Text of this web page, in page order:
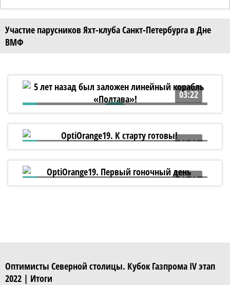
Участие парусников Яхт-клуба Санкт-Петербурга в Дне
ВМФ
03:22
5 лет назад был заложен линейный
корабль «Полтава»!
06:06
OptiOrange19. К старту готовы!
05:13
OptiOrange19. Первый гоночный день
Оптимисты Северной столицы. Кубок Газпрома IV этап
2022 | Итоги